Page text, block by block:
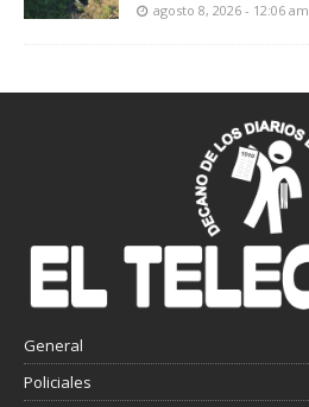
agosto 8, 2026 - 12:06 am
General
Policiales